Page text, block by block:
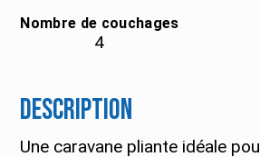
Nombre de couchages
4
Description
Une caravane pliante idéale